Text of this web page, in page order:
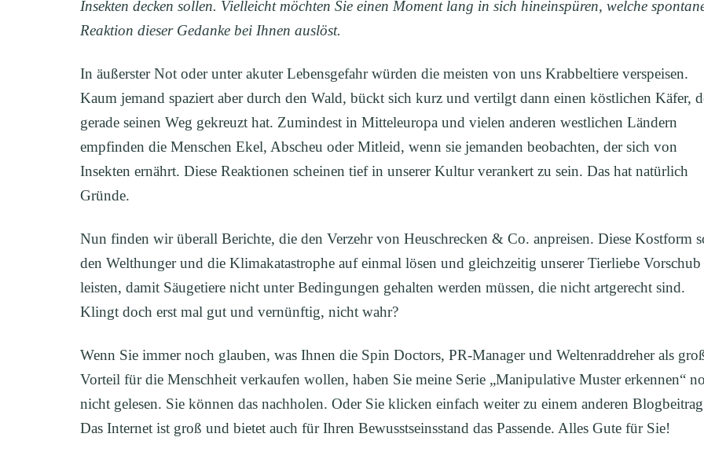
Insekten decken sollen. Vielleicht möchten Sie einen Moment lang in sich hineinspüren, welche
Reaktion dieser Gedanke bei Ihnen auslöst.
In äußerster Not oder unter akuter Lebensgefahr würden die meisten von uns Krabbeltiere verspeisen.
Kaum jemand spaziert aber durch den Wald, bückt sich kurz und vertilgt dann einen köstlichen Käfer,
gerade seinen Weg gekreuzt hat. Zumindest in Mitteleuropa und vielen anderen westlichen Ländern
empfinden die Menschen Ekel, Abscheu oder Mitleid, wenn sie jemanden beobachten, der sich von
Insekten ernährt. Diese Reaktionen scheinen tief in unserer Kultur verankert zu sein. Das hat natürlich
Gründe.
Nun finden wir überall Berichte, die den Verzehr von Heuschrecken & Co. anpreisen. Diese Kostform
den Welthunger und die Klimakatastrophe auf einmal lösen und gleichzeitig unserer Tierliebe Vorschub
leisten, damit Säugetiere nicht unter Bedingungen gehalten werden müssen, die nicht artgerecht sind.
Klingt doch erst mal gut und vernünftig, nicht wahr?
Wenn Sie immer noch glauben, was Ihnen die Spin Doctors, PR-Manager und Weltenraddreher als
Vorteil für die Menschheit verkaufen wollen, haben Sie meine Serie „Manipulative Muster erkennen“
nicht gelesen. Sie können das nachholen. Oder Sie klicken einfach weiter zu einem anderen
Das Internet ist groß und bietet auch für Ihren Bewusstseinsstand das Passende. Alles Gute für Sie!